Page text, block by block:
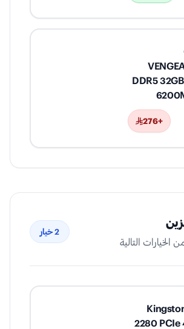
DDR5
+276
الخيارات التالية
2خيار
2280 PCIe